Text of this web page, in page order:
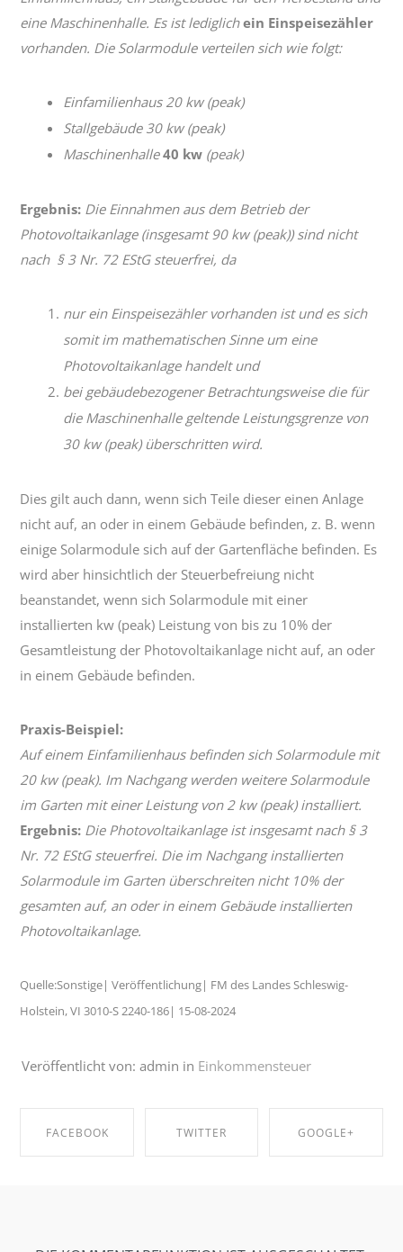
eine Maschinenhalle. Es ist lediglichein Einspeisezähler
vorhanden. Die Solarmodule verteilen sich wie folgt:
Einfamilienhaus 20 kw (peak)
Stallgebäude 30 kw (peak)
Maschinenhalle40 kw (peak)
Ergebnis: Die Einnahmen aus dem Betrieb der
Photovoltaikanlage (insgesamt 90 kw (peak)) sind nicht
nach § 3 Nr. 72 EStG steuerfrei, da
nur ein Einspeisezähler vorhanden ist und es sich
somit im mathematischen Sinne um eine
Photovoltaikanlage handelt und
bei gebäudebezogener Betrachtungsweise die für
die Maschinenhalle geltende Leistungsgrenze von
30 kw (peak) überschritten wird.
Dies gilt auch dann, wenn sich Teile dieser einen Anlage
nicht auf, an oder in einem Gebäude befinden, z. B. wenn
einige Solarmodule sich auf der Gartenfläche befinden. Es
wird aber hinsichtlich der Steuerbefreiung nicht
beanstandet, wenn sich Solarmodule mit einer
installierten kw (peak) Leistung von bis zu 10% der
Gesamtleistung der Photovoltaikanlage nicht auf, an oder
in einem Gebäude befinden.
Praxis-Beispiel:
Auf einem Einfamilienhaus befinden sich Solarmodule mit
20 kw (peak). Im Nachgang werden weitere Solarmodule
im Garten mit einer Leistung von 2 kw (peak) installiert.
Ergebnis: Die Photovoltaikanlage ist insgesamt nach § 3
Nr. 72 EStG steuerfrei. Die im Nachgang installierten
Solarmodule im Garten überschreiten nicht 10% der
gesamten auf, an oder in einem Gebäude installierten
Photovoltaikanlage.
Quelle:Sonstige| Veröffentlichung| FM des Landes Schleswig-
Holstein, VI 3010-S 2240-186| 15-08-2024
Veröffentlicht von: admin in Einkommensteuer
FACEBOOK TWITTER GOOGLE+